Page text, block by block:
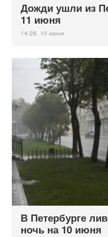
Дожди ушли из
11 июня
14:28, 10 июня
В Петербурге
ночь на 10 июня